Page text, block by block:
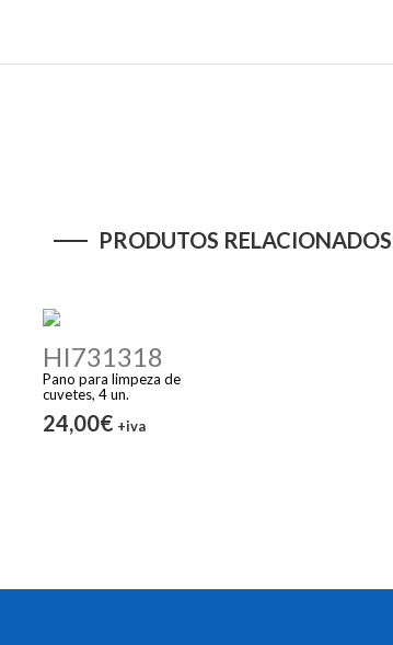
PRODUTOS RELACIONADOS
HI731318
Pano para limpeza de
cuvetes, 4 un.
24,00€ +iva